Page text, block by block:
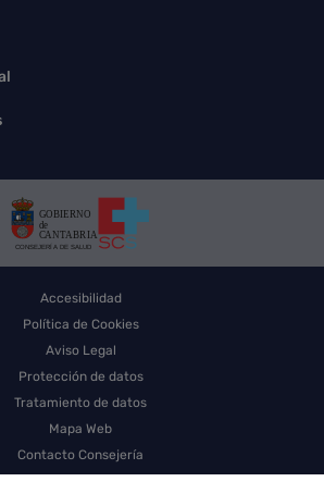
Accesibilidad
Política de Cookies
Aviso Legal
Protección de datos
Tratamiento de datos
Mapa Web
Contacto Consejería